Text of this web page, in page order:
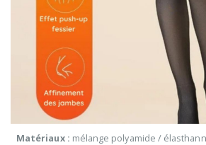
Matériaux : mélange polyamide /